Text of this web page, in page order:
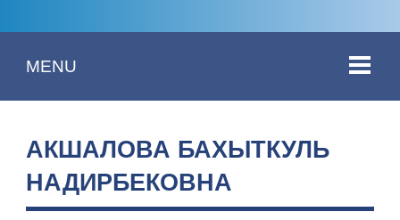
MENU
АКШАЛОВА БАХЫТКУЛЬ
НАДИРБЕКОВНА